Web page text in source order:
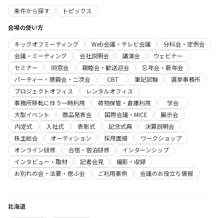
条件から探す
トピックス
会場の使い方
キックオフミーティング
Web会議・テレビ会議
分科会・定例会
会議・ミーティング
会社説明会 講演会
ウェビナー
セミナー
同窓会 親睦会・歓送迎会
忘年会・新年会
パーティー・懇親会・二次会
CBT 筆記試験
選挙事務所
プロジェクトオフィス
レンタルオフィス
事務所移転に伴う一時利用
荷物保管・倉庫利用
学会
大型イベント
商品発表会 国際会議・MICE
展示会
内定式
入社式 表彰式 記念式典
決算説明会
株主総会
オーディション 採用面接
ワークショップ
オンライン研修
合宿・宿泊研修
インターンシップ
インタビュー・取材
記者会見
撮影・収録
お別れの会・法要・偲ぶ会
ご利用事例 会議のお役立ち情報
北海道